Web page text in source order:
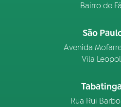
Bairro de
São
Avenida
Vila
Rua Rui